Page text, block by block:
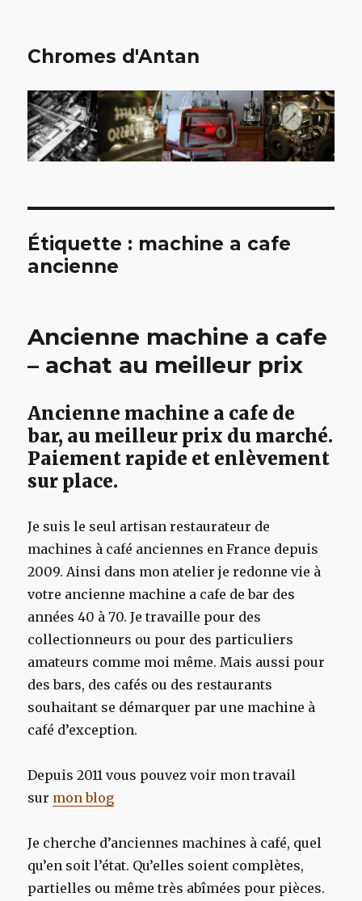
Chromes d'Antan
Étiquette : machine a cafe
ancienne
Ancienne machine a cafe
– achat au meilleur prix
Ancienne machine a cafe de
bar, au meilleur prix du marché.
Paiement rapide et enlèvement
sur place.
Je suis le seul artisan restaurateur de
machines à café anciennes en France depuis
2009. Ainsi dans mon atelier je redonne vie à
votre ancienne machine a cafe de bar des
années 40 à 70. Je travaille pour des
collectionneurs ou pour des particuliers
amateurs comme moi même. Mais aussi pour
des bars, des cafés ou des restaurants
souhaitant se démarquer par une machine à
café d’exception.
Depuis 2011 vous pouvez voir mon travail
sur mon blog
Je cherche d’anciennes machines à café, quel
qu’en soit l’état. Qu’elles soient complètes,
partielles ou même très abîmées pour pièces.